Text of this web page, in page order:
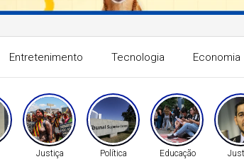
Entretenimento Tecnologia Economia
Justiça Política Educação